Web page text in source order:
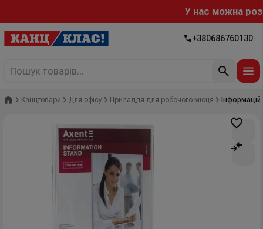
У нас можна
+380686760130
Головна
Канцтовари Для офісу Приладдя для робочого місця